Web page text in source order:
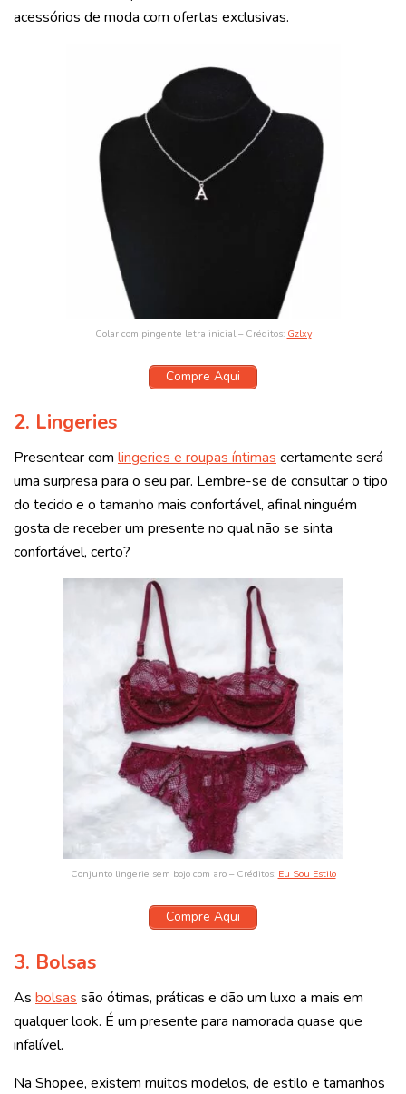
acessórios de moda com ofertas exclusivas.
Colar com pingente letra inicial – Créditos: Gzlxy
Compre Aqui
2. Lingeries
Presentear com lingeries e roupas íntimas certamente será
uma surpresa para o seu par. Lembre-se de consultar o tipo
do tecido e o tamanho mais confortável, afinal ninguém
gosta de receber um presente no qual não se sinta
confortável, certo?
Conjunto lingerie sem bojo com aro – Créditos: Eu Sou Estilo
Compre Aqui
3. Bolsas
As bolsas são ótimas, práticas e dão um luxo a mais em
qualquer look. É um presente para namorada quase que
infalível.
Na Shopee, existem muitos modelos, de estilo e tamanhos